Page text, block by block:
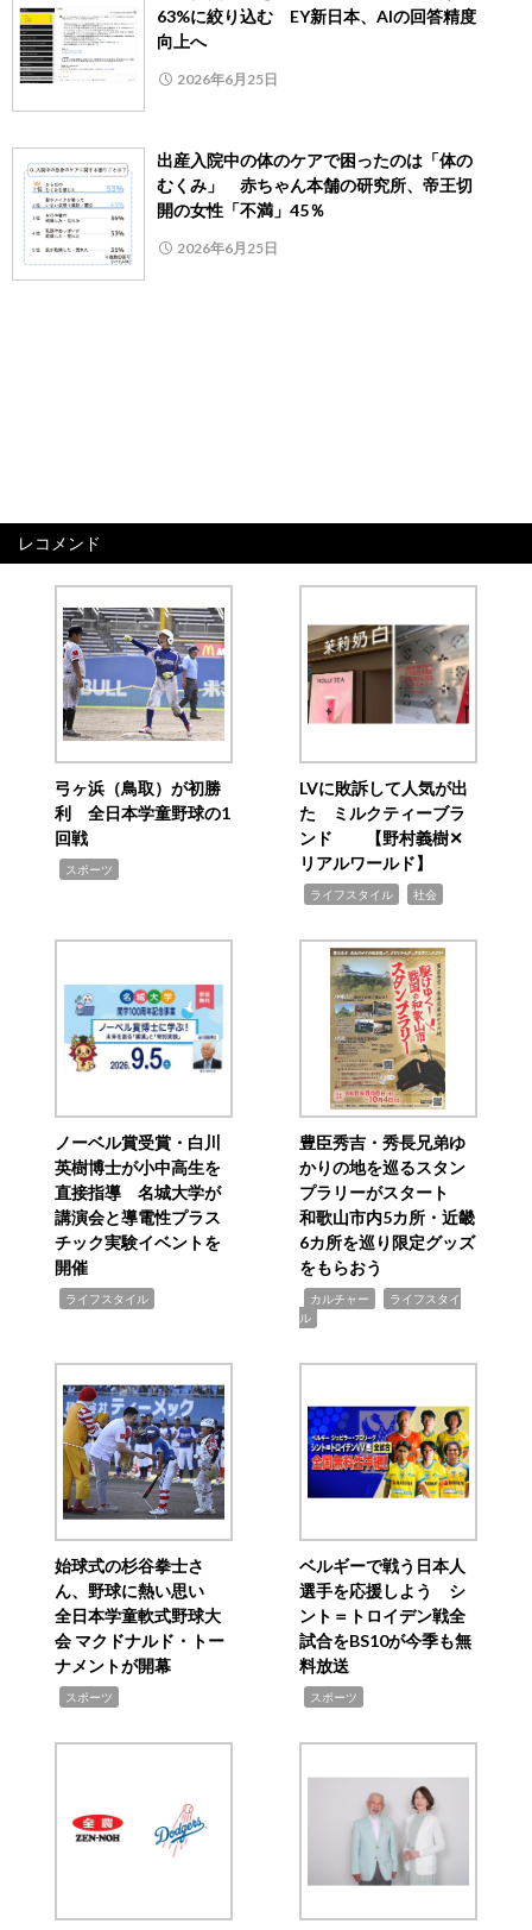
63%に絞り込む EY新日本、AIの回答精度
向上へ
2026年6月25日
出産入院中の体のケアで困ったのは「体の
むくみ」 赤ちゃん本舗の研究所、帝王切
開の女性「不満」45％
2026年6月25日
レコメンド
弓ヶ浜（鳥取）が初勝
利 全日本学童野球の1
回戦
スポーツ
LVに敗訴して人気が出
た ミルクティーブラ
ンド 【野村義樹✕
リアルワールド】
ライフスタイル 社会
ノーベル賞受賞・白川
英樹博士が小中高生を
直接指導 名城大学が
講演会と導電性プラス
チック実験イベントを
開催
ライフスタイル
豊臣秀吉・秀長兄弟ゆ
かりの地を巡るスタン
プラリーがスタート
和歌山市内5カ所・近畿
6カ所を巡り限定グッズ
をもらおう
カルチャー
ライフスタイ
ル
始球式の杉谷拳士さ
ん、野球に熱い思い
全日本学童軟式野球大
会 マクドナルド・トー
ナメントが開幕
スポーツ
ベルギーで戦う日本人
選手を応援しよう シ
ント＝トロイデン戦全
試合をBS10が今季も無
料放送
スポーツ